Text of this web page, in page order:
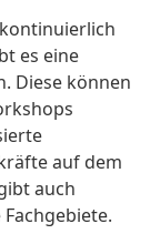
es eine
Diese können
auf dem
auch